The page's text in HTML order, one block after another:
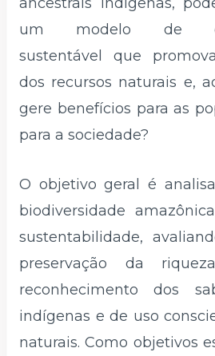
um modelo de
sustentável que
dos recursos naturais e,
gere benefícios para as
para a sociedade?
O objetivo geral é
biodiversidade
sustentabilidade,
preservação da
reconhecimento dos
indígenas e de uso
naturais. Como objetivos